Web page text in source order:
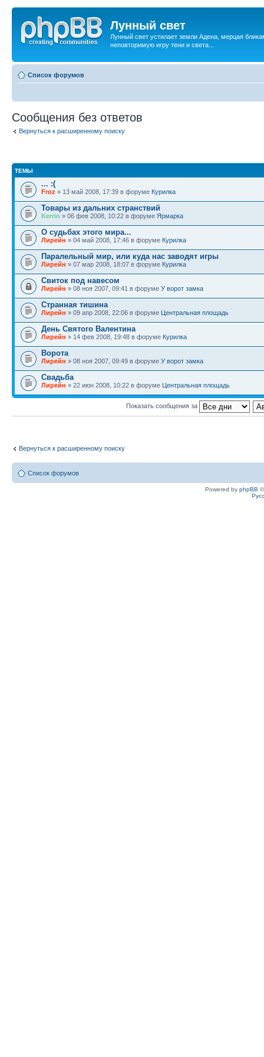
Лунный свет
Лунный свет устилает земли Адена, мерцая
неповторимую игру тени и света...
Список форумов
Сообщения без ответов
Вернуться к расширенному поиску
ТЕМЫ
... :(
Froz » 13 май 2008, 17:39 в форуме Курилка
Товары из дальних странствий
Kerrin » 06 фев 2008, 10:22 в форуме Ярмарка
О судьбах этого мира...
Лирейн » 04 май 2008, 17:46 в форуме Курилка
Паралельный мир, или куда нас заводят игры
Лирейн » 07 мар 2008, 18:07 в форуме Курилка
Свиток под навесом
Лирейн » 08 ноя 2007, 09:41 в форуме У ворот замка
Странная тишина
Лирейн » 09 апр 2008, 22:06 в форуме Центральная площадь
День Святого Валентина
Лирейн » 14 фев 2008, 19:48 в форуме Курилка
Ворота
Лирейн » 08 ноя 2007, 09:49 в форуме У ворот замка
Свадьба
Лирейн » 22 июн 2008, 10:22 в форуме Центральная площадь
Показать сообщения за
Вернуться к расширенному поиску
Список форумов
Powered by phpBB